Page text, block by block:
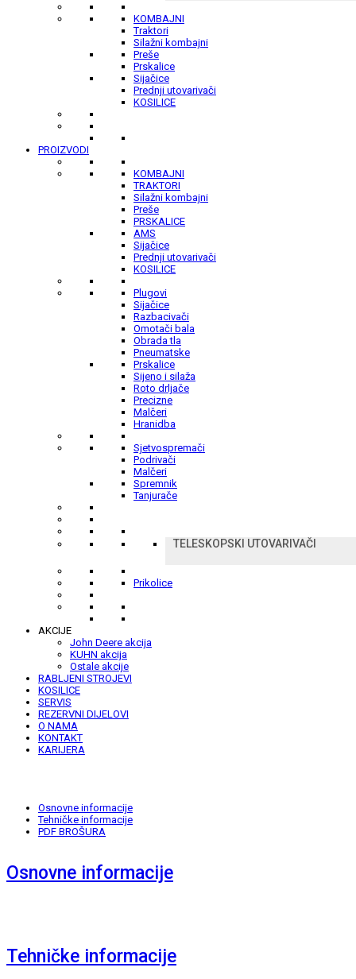
KOMBAJNI
Traktori
Silažni kombajni
Preše
Prskalice
Sijačice
Prednji utovarivači
KOSILICE
PROIZVODI
KOMBAJNI
TRAKTORI
Silažni kombajni
Preše
PRSKALICE
AMS
Sijačice
Prednji utovarivači
KOSILICE
Plugovi
Sijačice
Razbacivači
Omotači bala
Obrada tla
Pneumatske
Prskalice
Sijeno i silaža
Roto drljače
Precizne
Malčeri
Hranidba
Sjetvospremači
Podrivači
Malčeri
Spremnik
Tanjurače
TELESKOPSKI UTOVARIVAČI
Prikolice
AKCIJE
John Deere akcija
KUHN akcija
Ostale akcije
RABLJENI STROJEVI
KOSILICE
SERVIS
REZERVNI DIJELOVI
O NAMA
KONTAKT
KARIJERA
Osnovne informacije
Tehničke informacije
PDF BROŠURA
Osnovne informacije
Tehničke informacije